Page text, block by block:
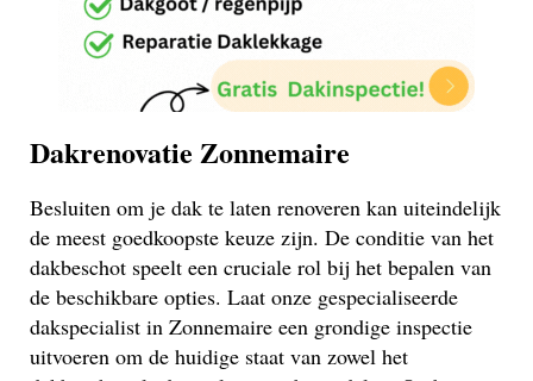
Dakrenovatie Zonnemaire
Besluiten om je dak te laten renoveren kan uiteindelijk
de meest goedkoopste keuze zijn. De conditie van het
dakbeschot speelt een cruciale rol bij het bepalen van
de beschikbare opties. Laat onze gespecialiseerde
dakspecialist in Zonnemaire een grondige inspectie
uitvoeren om de huidige staat van zowel het